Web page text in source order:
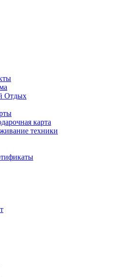
Отдых
карта
техники